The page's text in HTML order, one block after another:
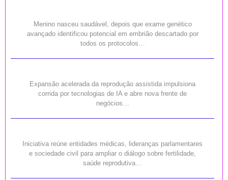
Menino nasceu saudável, depois que exame genético
avançado identificou potencial em embrião descartado por
todos os protocolos…
Expansão acelerada da reprodução assistida impulsiona
corrida por tecnologias de IA e abre nova frente de
negócios…
Iniciativa reúne entidades médicas, lideranças parlamentares
e sociedade civil para ampliar o diálogo sobre fertilidade,
saúde reprodutiva…